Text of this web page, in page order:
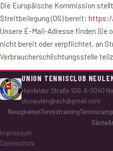
Die Europäische Kommission
Streitbeilegung (OS) bereit:
Unsere E-Mail-Adresse finden Sie
nicht bereit oder verpflichtet, an
Verbraucherschlichtungsstelle
UNION TENNISCLUB
Hainfelder Straße 100, A-3040
utcneulengbach@gmail.com
NeuigkeitenTennistraining
Gäste
Impressum
Datenschutz